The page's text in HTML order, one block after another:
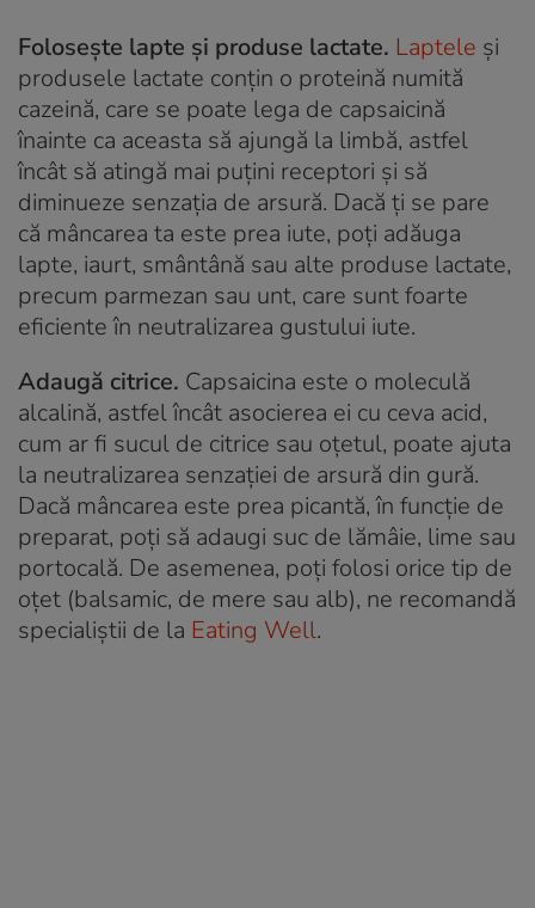
Folosește lapte și produse lactate. Laptele și
produsele lactate conțin o proteină numită
cazeină, care se poate lega de capsaicină
înainte ca aceasta să ajungă la limbă, astfel
încât să atingă mai puțini receptori și să
diminueze senzația de arsură. Dacă ți se pare
că mâncarea ta este prea iute, poți adăuga
lapte, iaurt, smântână sau alte produse lactate,
precum parmezan sau unt, care sunt foarte
eficiente în neutralizarea gustului iute.
Adaugă citrice. Capsaicina este o moleculă
alcalină, astfel încât asocierea ei cu ceva acid,
cum ar fi sucul de citrice sau oțetul, poate ajuta
la neutralizarea senzației de arsură din gură.
Dacă mâncarea este prea picantă, în funcție de
preparat, poți să adaugi suc de lămâie, lime sau
portocală. De asemenea, poți folosi orice tip de
oțet (balsamic, de mere sau alb), ne recomandă
specialiștii de la Eating Well.